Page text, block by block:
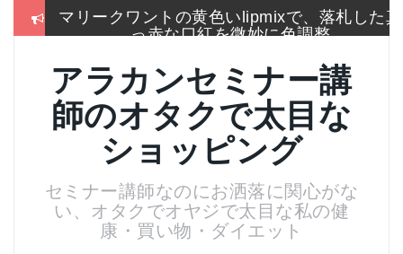
冬はこれしか履かないSEIYO防寒タイツもう
2017通販各社のおせち売れ筋ランキングをま
とめて一挙大公開
お手入れは押しちゃダメ,血管を広げてデトッ
クス美肌活性化美顔器
名刺より大きいサイズのトレカケースでアイ
スブレークカード整理
残念！高い国産”ねいる屋さん”はやめてリトル
アラカンセミナー講
師のオタクで太目な
ショッピング
セミナー講師なのにお洒落に関心がな
い、オタクでオヤジで太目な私の健
康・買い物・ダイエット